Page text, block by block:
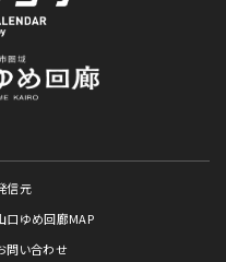
信元
口ゆめ回廊MAP
問い合わせ